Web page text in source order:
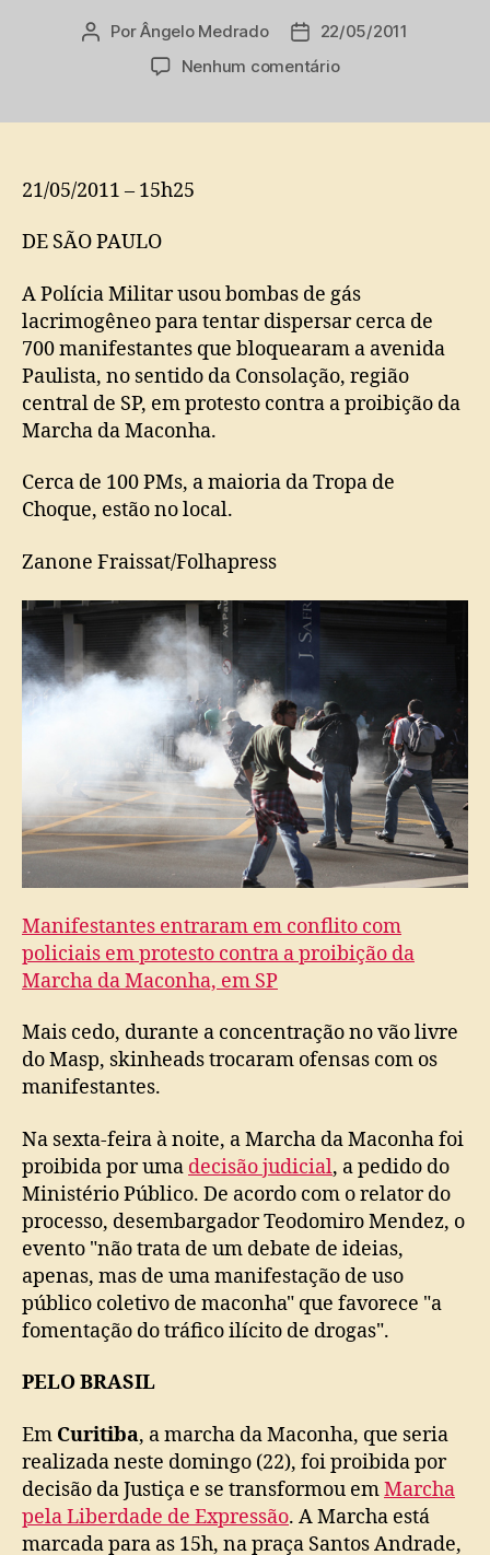
Autor
PorÂngelo Medrado
Data
de
22/05/2011
Nenhum comentárioem
dispersar
manifestação
na
Paulista
21/05/2011 – 15h25
DE SÃO PAULO
A Polícia Militar usou bombas de gás
lacrimogêneo para tentar dispersar cerca de
700 manifestantes que bloquearam a avenida
Paulista, no sentido da Consolação, região
central de SP, em protesto contra a proibição da
Marcha da Maconha.
Cerca de 100 PMs, a maioria da Tropa de
Choque, estão no local.
Zanone Fraissat/Folhapress
Manifestantes entraram em conflito com
policiais em protesto contra a proibição da
Marcha da Maconha, em SP
Mais cedo, durante a concentração no vão livre
do Masp, skinheads trocaram ofensas com os
manifestantes.
Na sexta-feira à noite, a Marcha da Maconha foi
proibida por uma decisão judicial, a pedido do
Ministério Público. De acordo com o relator do
processo, desembargador Teodomiro Mendez, o
evento "não trata de um debate de ideias,
apenas, mas de uma manifestação de uso
público coletivo de maconha" que favorece "a
fomentação do tráfico ilícito de drogas".
PELO BRASIL
Em Curitiba, a marcha da Maconha, que seria
realizada neste domingo (22), foi proibida por
decisão da Justiça e se transformou emMarcha
pela Liberdade de Expressão. A Marcha está
marcada para as 15h, na praça Santos Andrade,